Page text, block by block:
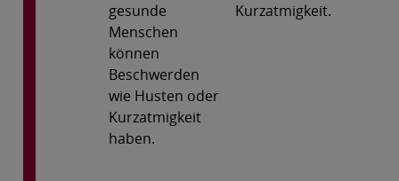
gesunde
Menschen
können
Beschwerden
wie Husten oder
Kurzatmigkeit
haben.
Kurzatmigkeit.